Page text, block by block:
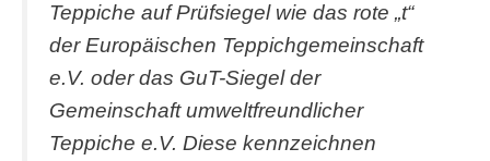
Teppiche auf Prüfsiegel wie das rote „t“
der Europäischen Teppichgemeinschaft
e.V. oder das GuT-Siegel der
Gemeinschaft umweltfreundlicher
Teppiche e.V. Diese kennzeichnen